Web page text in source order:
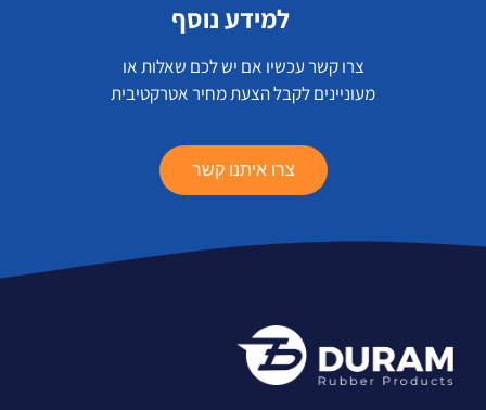
למידע נוסף
צרו קשר עכשיו אם יש לכם שאלות או
מעוניינים לקבל הצעת מחיר אטרקטיבית
צרו איתנו קשר